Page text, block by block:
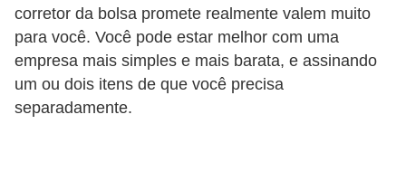
corretor da bolsa promete realmente valem muito
para você. Você pode estar melhor com uma
empresa mais simples e mais barata, e assinando
um ou dois itens de que você precisa
separadamente.